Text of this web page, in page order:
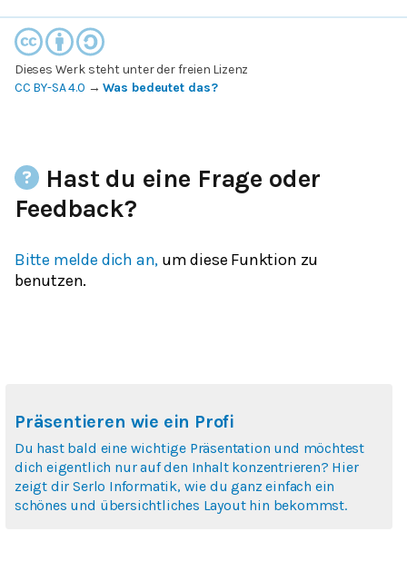
Dieses Werk steht unter der freien Lizenz
CC BY-SA 4.0 →Was bedeutet das?
Hast du eine Frage oder
Feedback?
Bitte melde dich an, um diese Funktion zu
benutzen.
Präsentieren wie ein Profi
Du hast bald eine wichtige Präsentation und möchtest
dich eigentlich nur auf den Inhalt konzentrieren? Hier
zeigt dir Serlo Informatik, wie du ganz einfach ein
schönes und übersichtliches Layout hin bekommst.